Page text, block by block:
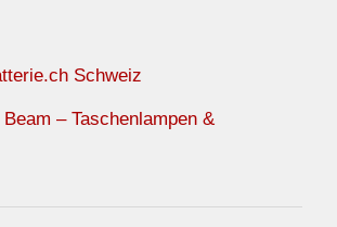
Schweiz
– Taschenlampen &